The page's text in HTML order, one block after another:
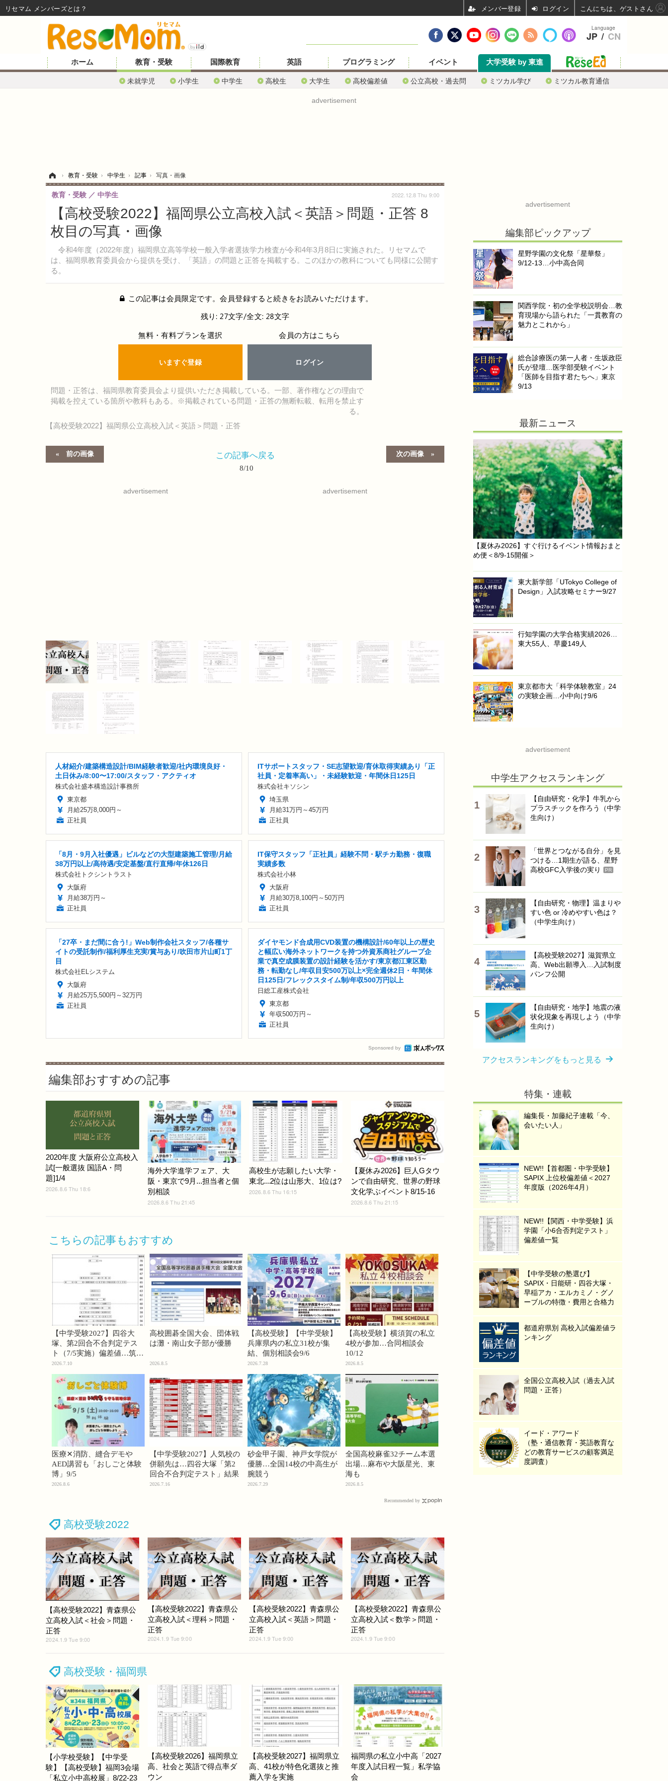
ホーム 教育・受験
未就学児 小学生 中学生 高校生 大学生 高校偏差値 公立高校・過去問 ミツカル学び ミツカル教育通信
国際教育 英語 プログラミング イベント 大学受験 by 東進
advertisement
› 教育・受験 › 中学生 › 記事 › 写真・画像
【高校受験2022】福岡県公立高校入試＜英語＞問題・正答 8
枚目の写真・画像
令和4年度（2022年度）福岡県立高等学校一般入学者選抜学力検査が令和4年3月8日に実施された。リセマムで
は、福岡県教育委員会から提供を受け、「英語」の問題と正答を掲載する。このほかの教科についても同様に公開す
る。
教育・受験 中学生 2022.12.8 Thu 9:00
この記事は会員限定です。会員登録すると続きをお読みいただけます。
残り: 27文字/全文: 28文字
無料・有料プランを選択
いますぐ登録
会員の方はこちら
ログイン
問題・正答は、福岡県教育委員会より提供いただき掲載している。一部、著作権などの理由で
掲載を控えている箇所や教科もある。※掲載されている問題・正答の無断転載、転用を禁止す
る。
【高校受験2022】福岡県公立高校入試＜英語＞問題・正答
前の画像 次の画像
この記事へ戻る
8/10
advertisement advertisement
人材紹介/建築構造設計/BIM経験者歓迎/社内環境良好・
土日休み/8:00〜17:00/スタッフ・アクティオ
株式会社盛本構造設計事務所
東京都
月給25万8,000円～
正社員
ITサポートスタッフ・SE志望歓迎/育休取得実績あり「正
社員・定着率高い」・未経験歓迎・年間休日125日
株式会社キソシン
埼玉県
月給31万円～45万円
正社員
「8月・9月入社優遇」ビルなどの大型建築施工管理/月給
38万円以上/高待遇/安定基盤/直行直帰/年休126日
株式会社トクシントラスト
大阪府
月給38万円～
正社員
IT保守スタッフ「正社員」経験不問・駅チカ勤務・復職
実績多数
株式会社小林
大阪府
月給30万8,100円～50万円
正社員
「27卒・まだ間に合う!」Web制作会社スタッフ/各種サ
イトの受託制作/福利厚生充実/賞与あり/吹田市片山町1丁
目
株式会社ELシステム
大阪府
月給25万5,500円～32万円
正社員
ダイヤモンド合成用CVD装置の機構設計/60年以上の歴史
と幅広い海外ネットワークを持つ外資系商社グループ企
業で真空成膜装置の設計経験を活かす/東京都江東区勤
務・転勤なし/年収目安500万以上×完全週休2日・年間休
日125日/フレックスタイム制/年収500万円以上
日総工産株式会社
東京都
年収500万円～
正社員
Sponsored by
編集部おすすめの記事
2020年度 大阪府公立高校入
試[一般選抜 国語A・問
題]1/4
2026.8.6 Thu 18:6
海外大学進学フェア、大
阪・東京で9月...担当者と個
別相談
2026.8.6 Thu 21:45
高校生が志願したい大学・
東北...2位は山形大、1位は?
2026.8.6 Thu 16:15
【夏休み2026】巨人Gタウ
ンで自由研究、世界の野球
文化学ぶイベント8/15-16
2026.8.6 Thu 21:15
こちらの記事もおすすめ
【中学受験2027】四谷大
塚、第2回合不合判定テス
ト（7/5実施）偏差値…筑駒
74・桜蔭70＜PR＞
2026.7.10
高校囲碁全国大会、団体戦
は灘・南山女子部が優勝
2026.8.5
【高校受験】【中学受験】
兵庫県内の私立31校が集
結、個別相談会9/6
2026.7.28
【高校受験】横須賀の私立
4校が参加…合同相談会
10/12
2026.8.5
医療✕消防、縫合デモや
AED講習も「おしごと体験
博」9/5
2026.8.6
【中学受験2027】人気校の
併願先は…四谷大塚「第2
回合不合判定テスト」結果
2026.7.16
砂金甲子園、神戸女学院が
優勝…全国14校の中高生が
腕競う
2026.7.29
全国高校麻雀32チーム本選
出場…麻布や大阪星光、東
海も
2026.8.5
Recommended by
高校受験2022
【高校受験2022】青森県公
立高校入試＜社会＞問題・
正答
2024.1.9 Tue 9:00
【高校受験2022】青森県公
立高校入試＜理科＞問題・
正答
2024.1.9 Tue 9:00
【高校受験2022】青森県公
立高校入試＜英語＞問題・
正答
2024.1.9 Tue 9:00
【高校受験2022】青森県公
立高校入試＜数学＞問題・
正答
2024.1.9 Tue 9:00
高校受験・福岡県
【小学校受験】【中学受
験】【高校受験】福岡3会場
「私立小中高校展」8/22-23
【高校受験2026】福岡県立
高、社会と英語で得点率ダ
ウン
【高校受験2027】福岡県立
高、41校が特色化選抜と推
薦入学を実施
福岡県の私立小中高「2027
年度入試日程一覧」私学協
会
advertisement
編集部ピックアップ
星野学園の文化祭「星華祭」
9/12-13…小中高合同
関西学院・初の全学校説明会…教
育現場から語られた「一貫教育の
魅力とこれから」
総合診療医の第一人者・生坂政臣
氏が登壇…医学部受験イベント
「医師を目指す君たちへ」東京
9/13
最新ニュース
【夏休み2026】すぐ行けるイベント情報おまと
め便＜8/9-15開催＞
東大新学部「UTokyo College of
Design」入試攻略セミナー9/27
行知学園の大学合格実績2026…
東大55人、早慶149人
東京都市大「科学体験教室」24
の実験企画…小中向け9/6
advertisement
中学生アクセスランキング
【自由研究・化学】牛乳から
プラスチックを作ろう（中学
生向け）
「世界とつながる自分」を見
つける…1期生が語る、星野
高校GFC入学後の実り
PR
【自由研究・物理】温まりや
すい色 or 冷めやすい色は？
（中学生向け）
【高校受験2027】滋賀県立
高、Web出願導入…入試制度
パンフ公開
【自由研究・地学】地震の液
状化現象を再現しよう（中学
生向け）
アクセスランキングをもっと見る
特集・連載
編集長・加藤紀子連載「今、
会いたい人」
NEW!!【首都圏・中学受験】
SAPIX 上位校偏差値＜2027
年度版（2026年4月）
NEW!!【関西・中学受験】浜
学園「小6合否判定テスト」
偏差値一覧
【中学受験の塾選び】
SAPIX・日能研・四谷大塚・
早稲アカ・エルカミノ・グノ
ーブルの特徴・費用と合格力
都道府県別 高校入試偏差値ラ
ンキング
全国公立高校入試（過去入試
問題・正答）
イード・アワード
（塾・通信教育・英語教育な
どの教育サービスの顧客満足
度調査）
Language
JP / CN
リセマム メンバーズ ログイン こんにちは、ゲストさん